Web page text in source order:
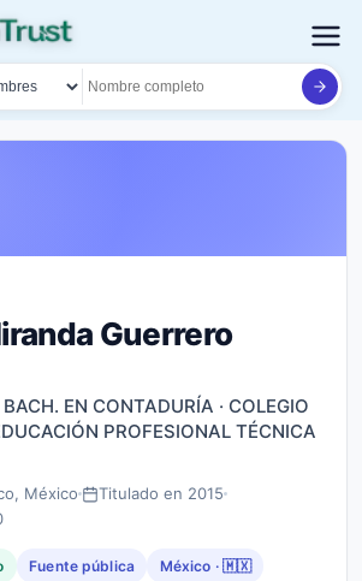
Guerrero
EN CONTADURÍA · COLEGIO
PROFESIONAL TÉCNICA
México
Titulado en 2015
Fuente pública México · 🇲🇽